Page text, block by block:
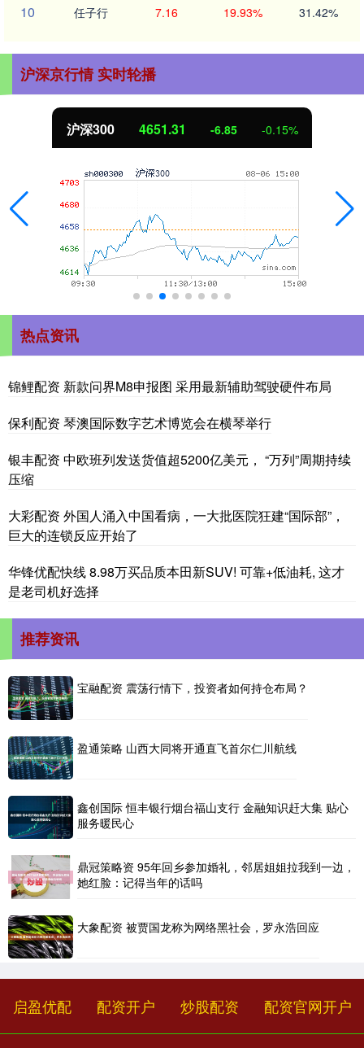
10 任子行 7.16 19.93% 31.42%
沪深京行情 实时轮播
北证50 1122.88
热点资讯
锦鲤配资 新款问界M8申报图 采用最新辅助驾驶硬件布局
保利配资 琴澳国际数字艺术博览会在横琴举行
银丰配资 中欧班列发送货值超5200亿美元， “万列”周期持续
压缩
大彩配资 外国人涌入中国看病，一大批医院狂建“国际部”，
巨大的连锁反应开始了
华锋优配快线 8.98万买品质本田新SUV! 可靠+低油耗, 这才
是老司机好选择
推荐资讯
宝融配资 震荡行情下，投资者如何持仓布局？
盈通策略 山西大同将开通直飞首尔仁川航线
鑫创国际 恒丰银行烟台福山支行 金融知识赶大集 贴心
服务暖民心
鼎冠策略资 95年回乡参加婚礼，邻居姐姐拉我到一边，
她红脸：记得当年的话吗
大象配资 被贾国龙称为网络黑社会，罗永浩回应
启盈优配 配资开户 炒股配资 配资官网开户